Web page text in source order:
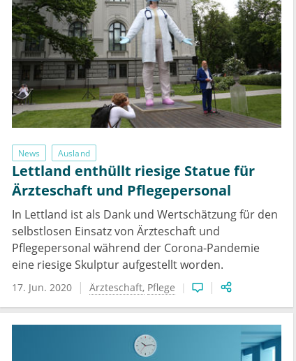
News Ausland
Lettland enthüllt riesige Statue für
Ärzteschaft und Pflegepersonal
In Lettland ist als Dank und Wertschätzung für den
selbstlosen Einsatz von Ärzteschaft und
Pflegepersonal während der Corona-Pandemie
eine riesige Skulptur aufgestellt worden.
17. Jun. 2020 Ärzteschaft Pflege